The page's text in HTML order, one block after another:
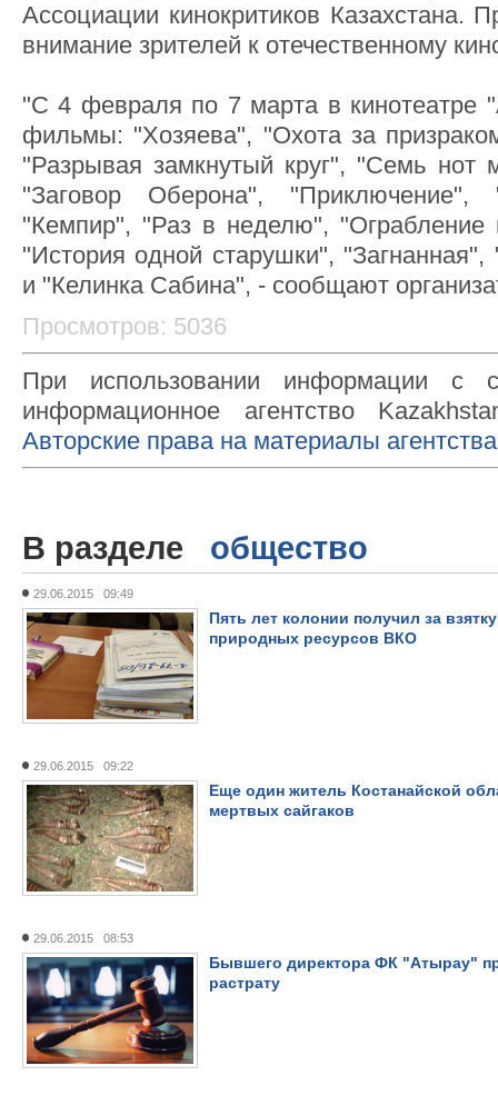
Ассоциации кинокритиков Казахстана.
внимание зрителей к отечественному
"С 4 февраля по 7 марта в кинотеатре
фильмы: "Хозяева", "Охота за
"Разрывая замкнутый круг", "Семь нот
"Заговор Оберона",
"Кемпир", "Раз в неделю", "Ограбление
"История одной старушки", "Загнанная",
и "Келинка Сабина", - сообщают
Просмотров: 5036
При использовании информации с
информационное агентство
Авторские права на материалы
В разделе общество
29.06.2015 09:49
Пять лет колонии получил за
природных ресурсов ВКО
29.06.2015 09:22
Еще один житель Костанайской
мертвых сайгаков
29.06.2015 08:53
Бывшего директора ФК "Атырау"
растрату